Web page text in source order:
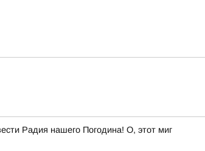
Радия нашего Погодина! О, этот миг